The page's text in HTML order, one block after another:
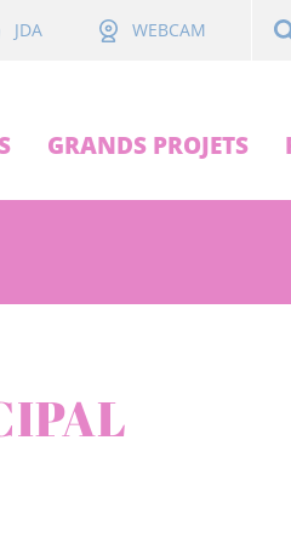
JDA WEBCAM
GRANDS PROJETS